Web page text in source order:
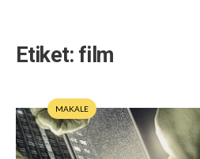
Etiket: film
MAKALE